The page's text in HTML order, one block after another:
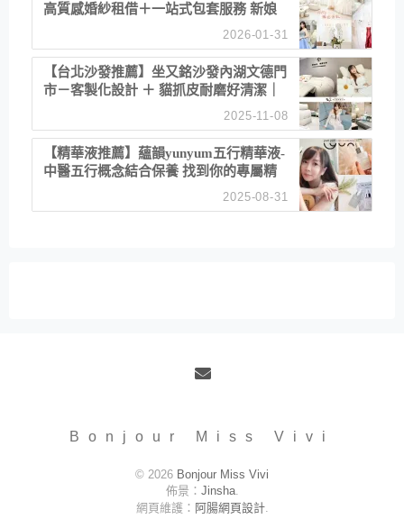
高質感婚紗租借＋一站式包套服務 新娘
2026-01-31
【台北沙發推薦】坐又銘沙發內湖文德門
市－客製化設計 ＋ 貓抓皮耐磨好清潔｜
直營直銷、價格透明 高CP值打造夢想
居家風格
2025-11-08
【精華液推薦】蘊韻yunyum五行精華液-
中醫五行概念結合保養 找到你的專屬精
華！ 水㊀土㊀就選「潤・賦精華」維持
肌膚剛剛好的平衡
2025-08-31
Bonjour Miss Vivi
© 2026 Bonjour Miss Vivi
佈景： Jinsha.
網頁維護： 阿腸網頁設計.